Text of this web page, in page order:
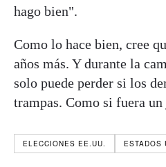
hago bien".
Como lo hace bien, cree
años más. Y durante la
solo puede perder si los
trampas. Como si fuera
ELECCIONES EE.UU. ESTADOS